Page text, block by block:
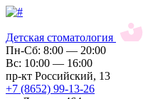
Детская стоматология
Пн-Сб: 8:00 — 20:00
Вс: 10:00 — 16:00
пр-кт Российский, 13
+7 (8652) 99-13-26